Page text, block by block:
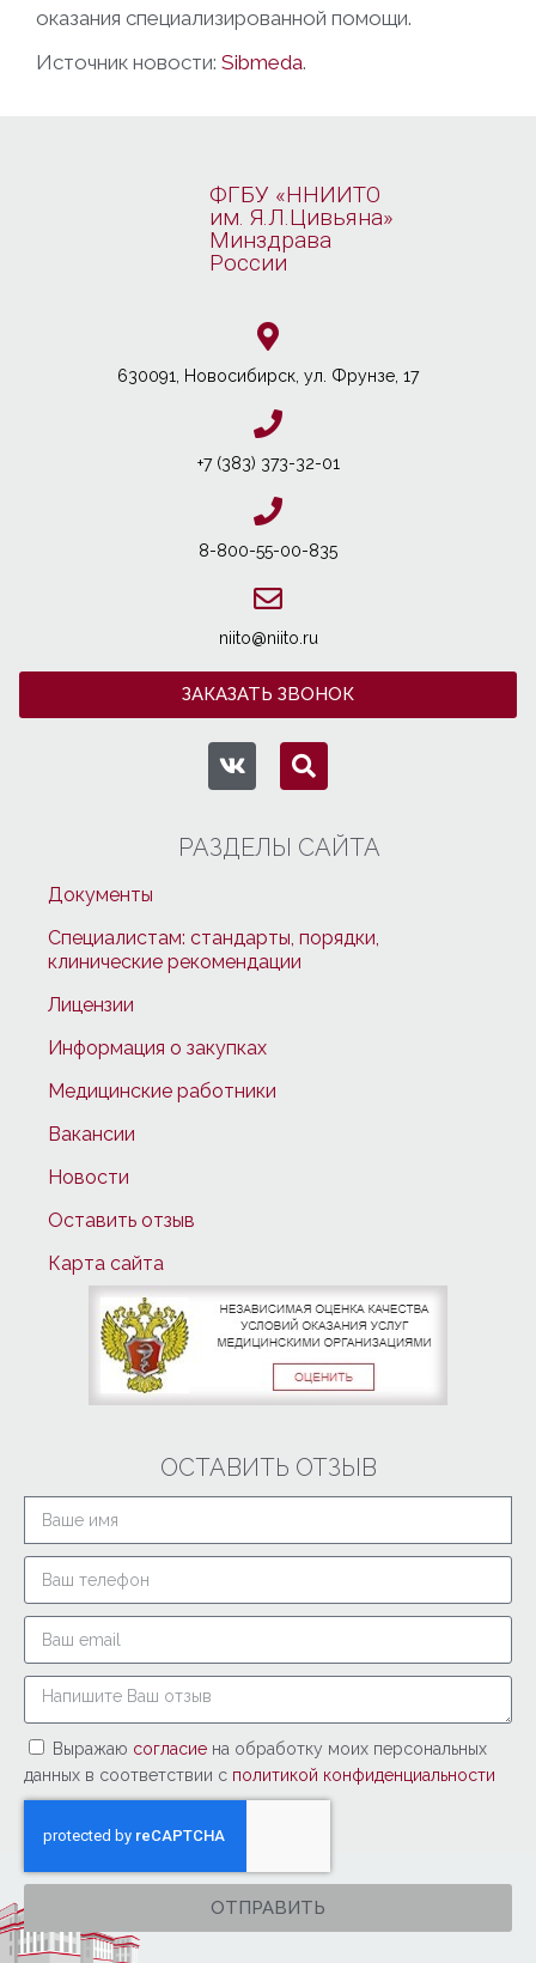
оказания специализированной помощи.
Источник новости: Sibmeda.
ФГБУ «ННИИТО
им. Я.Л.Цивьяна»
Минздрава
России
630091, Новосибирcк, ул. Фрунзе, 17
+7 (383) 373-32-01
8-800-55-00-835
niito@niito.ru
ЗАКАЗАТЬ ЗВОНОК
РАЗДЕЛЫ САЙТА
Документы
Специалистам: стандарты, порядки,
клинические рекомендации
Лицензии
Информация о закупках
Медицинские работники
Вакансии
Новости
Оставить отзыв
Карта сайта
ОСТАВИТЬ ОТЗЫВ
Выражаю согласие на обработку моих персональных
данных в соответствии с политикой конфиденциальности
ОТПРАВИТЬ